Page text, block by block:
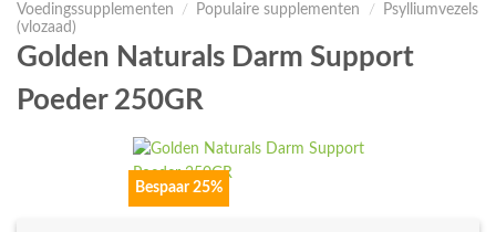
Voedingssupplementen / Populaire supplementen /
Psylliumvezels
(vlozaad)
Golden Naturals Darm Support
Poeder 250GR
Bespaar 25%